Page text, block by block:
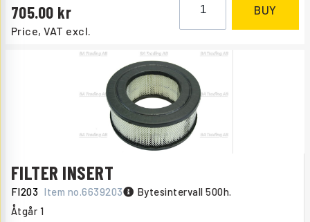
Price, VAT excl.
705.00 BUY
FILTER INSERT
FI203 Item no.6639203 Bytesintervall 500h.
Åtgår 1